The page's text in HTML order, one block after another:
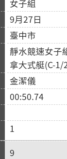
女子組
9月27日
臺中市
靜水競速女子
拿大式艇(C-1/
金潔儀
00:50.74
1
9